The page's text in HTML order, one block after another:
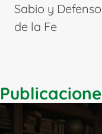
Sabio y
de la Fe